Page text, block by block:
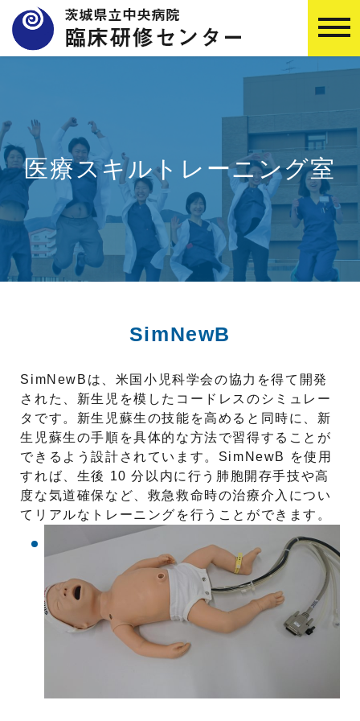
医療スキルトレーニング室
SimNewB
SimNewBは、米国小児科学会の協力を得て開発
された、新生児を模したコードレスのシミュレー
タです。新生児蘇生の技能を高めると同時に、新
生児蘇生の手順を具体的な方法で習得することが
できるよう設計されています。SimNewB を使用
すれば、生後 10 分以内に行う肺胞開存手技や高
度な気道確保など、救急救命時の治療介入につい
てリアルなトレーニングを行うことができます。